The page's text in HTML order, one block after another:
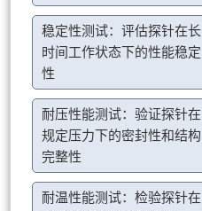
稳定性测试：评估探针在长
时间工作状态下的性能稳定
性
耐压性能测试：验证探针在
规定压力下的密封性和结构
完整性
耐温性能测试：检验探针在